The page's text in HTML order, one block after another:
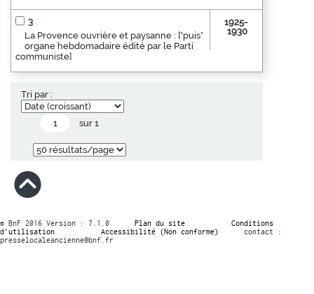
3
La Provence ouvrière et paysanne : ["puis"
organe hebdomadaire édité par le Parti
communiste]
1925-
1930
Tri par :
sur 1
© BnF 2016 Version : 7.1.0 Plan du site
Conditions
d’utilisation
Accessibilité (Non conforme)
contact :
presselocaleancienne@bnf.fr